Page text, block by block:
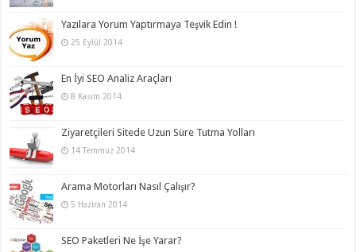
Yazılara Yorum Yaptırmaya Teşvik Edin !
25 Eylül 2014
En İyi SEO Analiz Araçları
8 Kasım 2014
Ziyaretçileri Sitede Uzun Süre Tutma Yolları
14 Temmuz 2014
Arama Motorları Nasıl Çalışır?
5 Haziran 2014
SEO Paketleri Ne İşe Yarar?